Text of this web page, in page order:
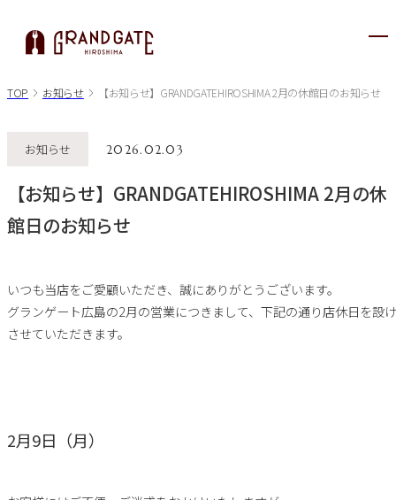
ュ
ま
TOP お知らせ 【お知らせ】GRANDGATEHIROSHIMA 2月の休館日のお知らせ
お知らせ 2026.02.03
【お知らせ】GRANDGATEHIROSHIMA 2月の休
館日のお知らせ
いつも当店をご愛顧いただき、誠にありがとうございます。
グランゲート広島の2月の営業につきまして、下記の通り店休日を設け
させていただきます。
2月9日（月）